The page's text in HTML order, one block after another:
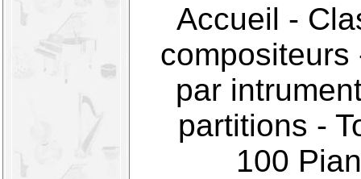
Accueil -
compositeurs
par
partitions -
100